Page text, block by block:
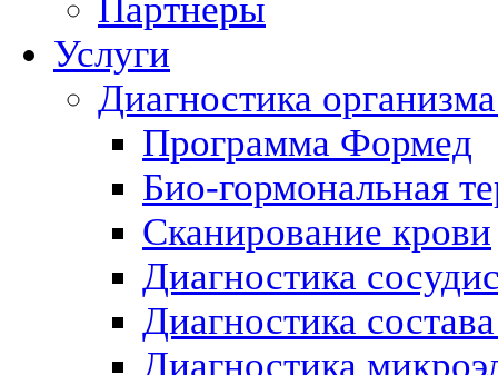
Партнеры
Услуги
Диагностика
Программа Формед
Био-гормональная
Сканирование крови
Диагностика
Диагностика
Диагностика